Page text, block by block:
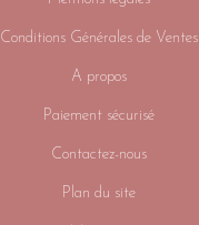
Conditions Générales de Ventes
A propos
Paiement sécurisé
Contactez-nous
Plan du site